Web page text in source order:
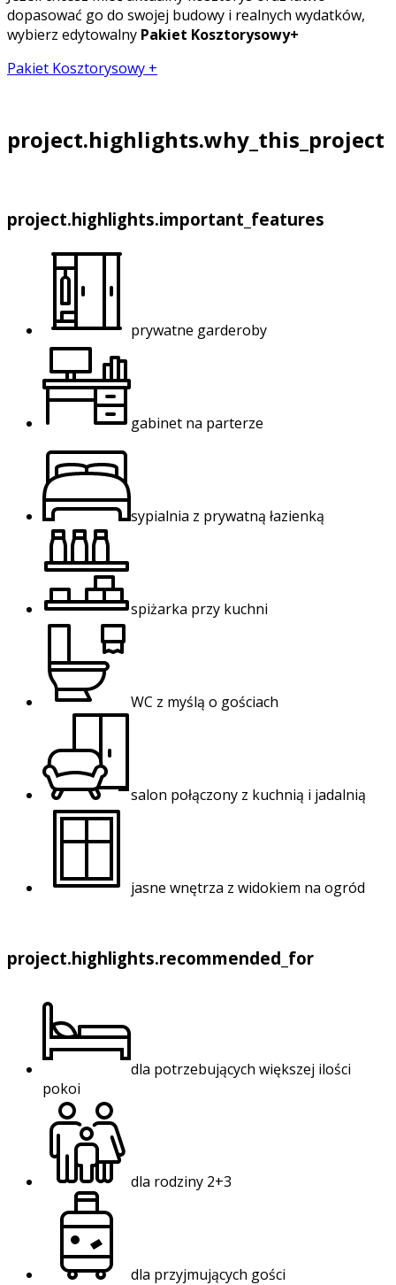
dopasować go do swojej budowy i realnych wydatków,
wybierz edytowalny Pakiet Kosztorysowy+
Pakiet Kosztorysowy +
project.highlights.why_this_project
project.highlights.important_features
prywatne garderoby
gabinet na parterze
sypialnia z prywatną łazienką
spiżarka przy kuchni
WC z myślą o gościach
salon połączony z kuchnią i jadalnią
jasne wnętrza z widokiem na ogród
project.highlights.recommended_for
dla potrzebujących większej ilości
pokoi
dla rodziny 2+3
dla przyjmujących gości